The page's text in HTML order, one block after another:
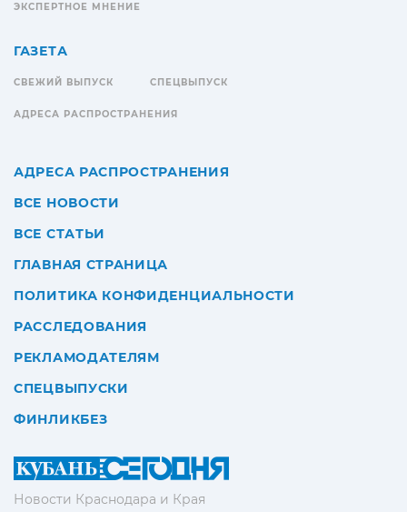
Новости Краснодара и Края
ЭКСПЕРТНОЕ МНЕНИЕ
ГАЗЕТА
СВЕЖИЙ ВЫПУСК СПЕЦВЫПУСК
АДРЕСА РАСПРОСТРАНЕНИЯ
АДРЕСА РАСПРОСТРАНЕНИЯ
ВСЕ НОВОСТИ
ВСЕ СТАТЬИ
ГЛАВНАЯ СТРАНИЦА
ПОЛИТИКА КОНФИДЕНЦИАЛЬНОСТИ
РАССЛЕДОВАНИЯ
РЕКЛАМОДАТЕЛЯМ
СПЕЦВЫПУСКИ
ФИНЛИКБЕЗ